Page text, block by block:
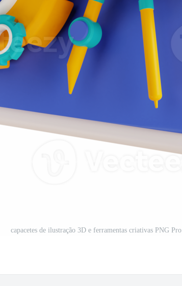
capacetes de ilustração 3D e ferramentas criativas PNG Pro